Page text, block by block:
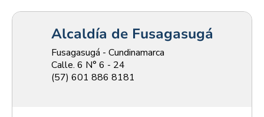
Alcaldía de Fusagasugá
Fusagasugá - Cundinamarca
Calle. 6 N° 6 - 24
(57) 601 886 8181